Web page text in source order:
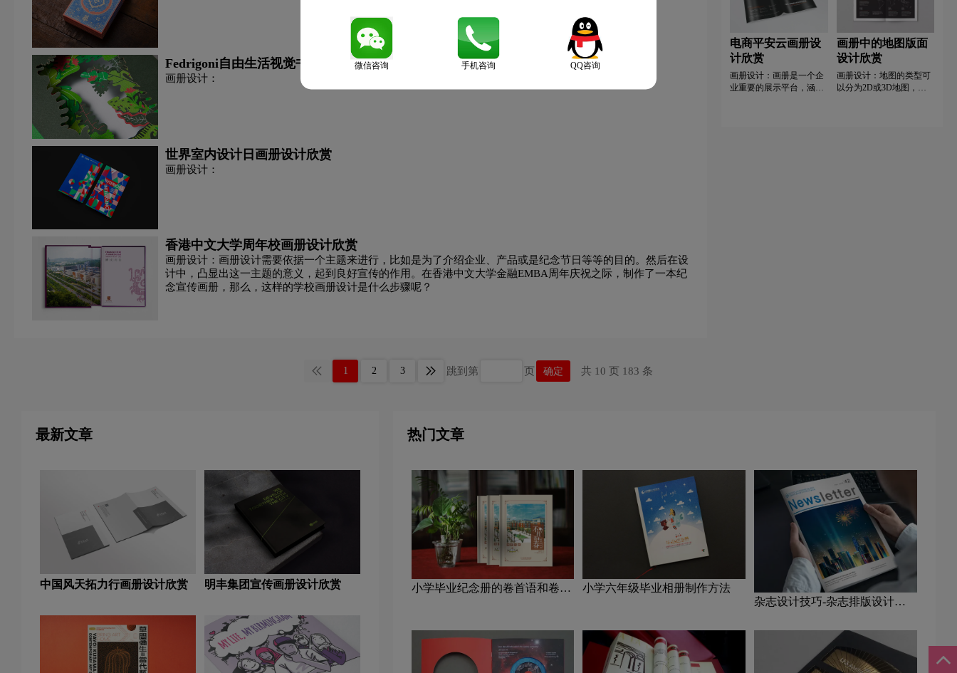
Fedrigoni自由生活视觉书画册设计欣赏
画册设计：
世界室内设计日画册设计欣赏
画册设计：
香港中文大学周年校画册设计欣赏
画册设计：画册设计需要依据一个主题来进行，比如是为了介绍企业、产品或是纪念节日等等的目的。然后在设
计中，凸显出这一主题的意义，起到良好宣传的作用。在香港中文大学金融EMBA周年庆祝之际，制作了一本纪
念宣传画册，那么，这样的学校画册设计是什么步骤呢？
电商平安云画册设
计欣赏
画册设计：画册是一个企
业重要的展示平台，涵括
画册中的地图版面
设计欣赏
画册设计：地图的类型可
以分为2D或3D地图，这
1 2 3 跳到第 页 确定 共 10 页 183 条
最新文章
中国风天拓力行画册设计欣赏 明丰集团宣传画册设计欣赏
热门文章
小学毕业纪念册的卷首语和卷尾
小学六年级毕业相册制作方法
杂志设计技巧-杂志排版设计技
微信咨询 手机咨询 QQ咨询